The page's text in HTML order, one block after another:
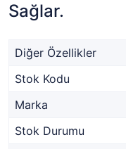
Sağlar.
Diğer Özellikler
Stok Kodu
Marka
Stok Durumu